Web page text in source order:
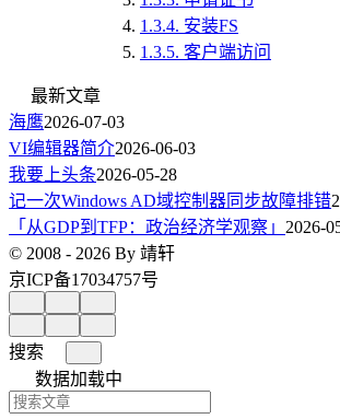
1.3.4. 安装FS
1.3.5. 客户端访问
最新文章
海鹰2026-07-03
VI编辑器简介2026-06-03
我要上头条2026-05-28
记一次Windows AD域控制器同步故障排错
「从GDP到TFP：政治经济学观察」 2026-
© 2008 - 2026 By 靖轩
京ICP备17034757号
搜索
数据加载中